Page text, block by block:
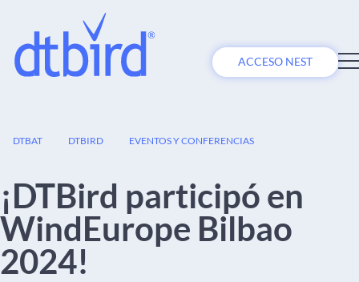
ACCESO NEST
DTBAT DTBIRD EVENTOS Y CONFERENCIAS
¡DTBird participó en
WindEurope Bilbao
2024!